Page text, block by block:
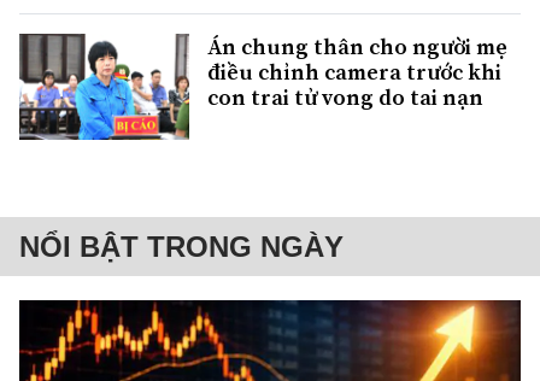
Án chung thân cho người mẹ
điều chỉnh camera trước khi
con trai tử vong do tai nạn
NỔI BẬT TRONG NGÀY